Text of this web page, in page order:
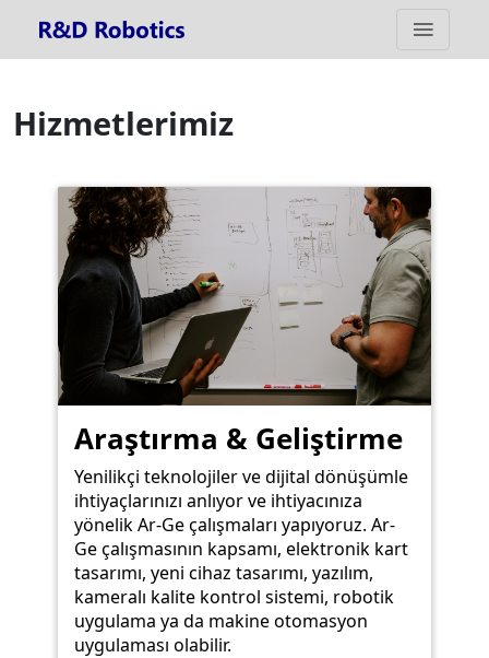
Hizmetlerimiz
Araştırma & Geliştirme
Yenilikçi teknolojiler ve dijital dönüşümle
ihtiyaçlarınızı anlıyor ve ihtiyacınıza
yönelik Ar-Ge çalışmaları yapıyoruz. Ar-
Ge çalışmasının kapsamı, elektronik kart
tasarımı, yeni cihaz tasarımı, yazılım,
kameralı kalite kontrol sistemi, robotik
uygulama ya da makine otomasyon
uygulaması olabilir.